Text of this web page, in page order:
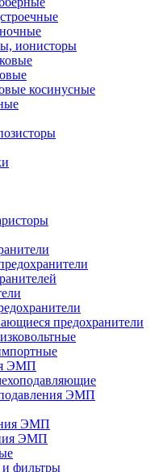
ионисторы
косинусные
предохранители
ЭМП
ЭМП
ЭМП
ЭМП
и фильтры